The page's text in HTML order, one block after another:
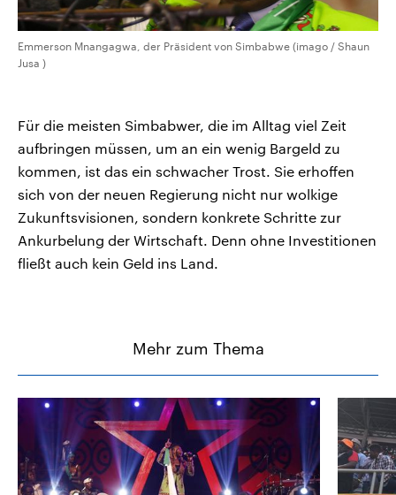
Emmerson Mnangagwa, der Präsident von Simbabwe (imago / Shaun
Jusa )
Für die meisten Simbabwer, die im Alltag viel Zeit
aufbringen müssen, um an ein wenig Bargeld zu
kommen, ist das ein schwacher Trost. Sie erhoffen
sich von der neuen Regierung nicht nur wolkige
Zukunftsvisionen, sondern konkrete Schritte zur
Ankurbelung der Wirtschaft. Denn ohne Investitionen
fließt auch kein Geld ins Land.
Mehr zum Thema